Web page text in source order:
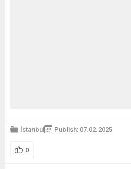
İstanbul Publish: 07.02.2025
0